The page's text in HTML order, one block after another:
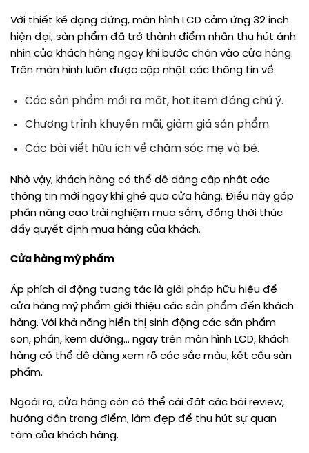
Với thiết kế dạng đứng, màn hình LCD cảm ứng 32 inch
hiện đại, sản phẩm đã trở thành điểm nhấn thu hút ánh
nhìn của khách hàng ngay khi bước chân vào cửa hàng.
Trên màn hình luôn được cập nhật các thông tin về:
Các sản phẩm mới ra mắt, hot item đáng chú ý.
Chương trình khuyến mãi, giảm giá sản phẩm.
Các bài viết hữu ích về chăm sóc mẹ và bé.
Nhờ vậy, khách hàng có thể dễ dàng cập nhật các
thông tin mới ngay khi ghé qua cửa hàng. Điều này góp
phần nâng cao trải nghiệm mua sắm, đồng thời thúc
đẩy quyết định mua hàng của khách.
Cửa hàng mỹ phẩm
Áp phích di động tương tác là giải pháp hữu hiệu để
cửa hàng mỹ phẩm giới thiệu các sản phẩm đến khách
hàng. Với khả năng hiển thị sinh động các sản phẩm
son, phấn, kem dưỡng… ngay trên màn hình LCD, khách
hàng có thể dễ dàng xem rõ các sắc màu, kết cấu sản
phẩm.
Ngoài ra, cửa hàng còn có thể cài đặt các bài review,
hướng dẫn trang điểm, làm đẹp để thu hút sự quan
tâm của khách hàng.